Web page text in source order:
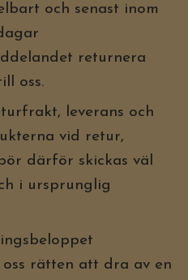
och senast inom
returnera
oss.
leverans och
vid retur,
därför skickas väl
i ursprunglig
rätten att dra av en